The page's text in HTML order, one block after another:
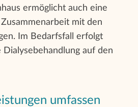
ermöglicht auch eine
mit den
Im Bedarfsfall erfolgt
auf den
umfassen